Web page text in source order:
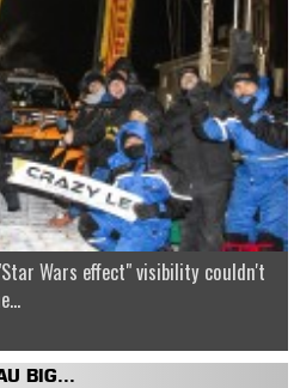
Wars effect" visibility couldn't
BIG...